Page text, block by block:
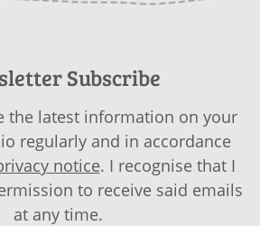
Subscribe
the latest information on your
regularly and in accordance
notice. I recognise that I
to receive said emails
at any time.